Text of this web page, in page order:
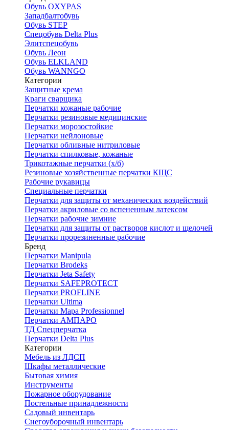
Обувь OXYPAS
Западбалтобувь
Обувь STEP
Спецобувь Delta Plus
Элитспецобувь
Обувь Леон
Обувь ELKLAND
Обувь WANNGO
Категории
Защитные крема
Краги сварщика
Перчатки кожаные рабочие
Перчатки резиновые медицинские
Перчатки морозостойкие
Перчатки нейлоновые
Перчатки обливные нитриловые
Перчатки спилковые, кожаные
Трикотажные перчатки (х/б)
Резиновые хозяйственные перчатки КЩС
Рабочие рукавицы
Специальные перчатки
Перчатки для защиты от механических воздействий
Перчатки акриловые со вспененным латексом
Перчатки рабочие зимние
Перчатки для защиты от растворов кислот и щелочей
Перчатки прорезиненные рабочие
Бренд
Перчатки Manipula
Перчатки Brodeks
Перчатки Jeta Safety
Перчатки SAFEPROTECT
Перчатки PROFLINE
Перчатки Ultima
Перчатки Мара Professionnel
Перчатки АМПАРО
ТД Спецперчатка
Перчатки Delta Plus
Категории
Мебель из ЛДСП
Шкафы металлические
Бытовая химия
Инструменты
Пожарное оборудование
Постельные принадлежности
Садовый инвентарь
Снегоуборочный инвентарь